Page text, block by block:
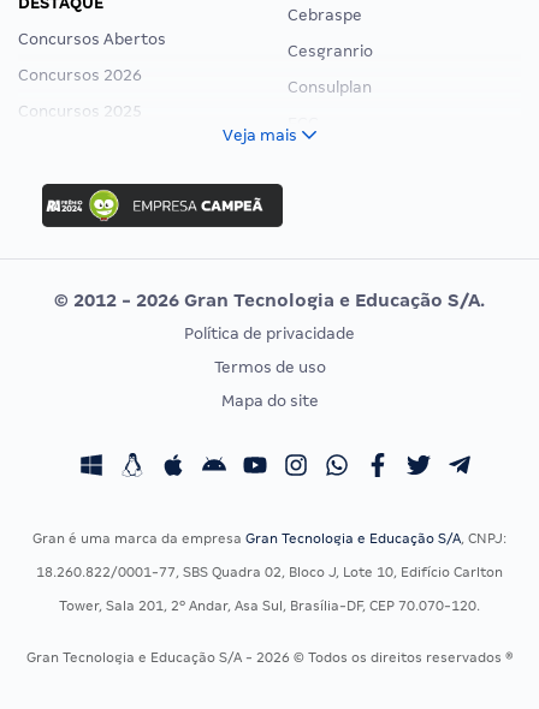
Concursos Abertos
Concursos 2026
Concursos 2025
Concurso Ibama
Concurso MPU
Editais publicados
Cebraspe
Cesgranrio
Consulplan
Vunesp
CONCURSOS POR PROFISSÃO
Concursos Fiscais
Concursos Saúde
Residência Multiprofissional
EXAME DE ORDEM
Calendário OAB
Veja mais
© 2012 - 2026 Gran Tecnologia e Educação S/A.
Política de privacidade
Termos de uso
Mapa do site
Gran é uma marca da empresa Gran Tecnologia e Educação S/A, CNPJ:
18.260.822/0001-77, SBS Quadra 02, Bloco J, Lote 10, Edifício Carlton
Tower, Sala 201, 2º Andar, Asa Sul, Brasília-DF, CEP 70.070-120.
Gran Tecnologia e Educação S/A - 2026 © Todos os direitos reservados ®